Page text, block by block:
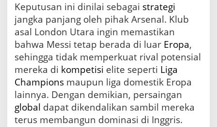
Keputusan ini dinilai sebagai strategi
jangka panjang oleh pihak Arsenal. Klub
asal London Utara ingin memastikan
bahwa Messi tetap berada di luar Eropa,
sehingga tidak memperkuat rival potensial
mereka di kompetisi elite seperti Liga
Champions maupun liga domestik Eropa
lainnya. Dengan demikian, persaingan
global dapat dikendalikan sambil mereka
terus membangun dominasi di Inggris.